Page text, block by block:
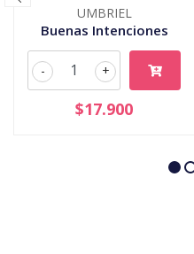
UMBRIEL
Buenas Intenciones
+
-
$17.900